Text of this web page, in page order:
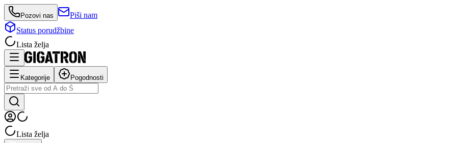
Pozovi nas
Piši nam
Status porudžbine
Lista želja
Kategorije Pogodnosti
Lista želja